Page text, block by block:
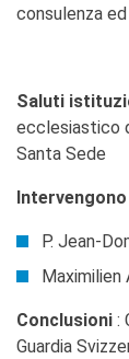
consulenza
Saluti
ecclesiastico
Santa Sede
P. Jean-
Maximilien
Conclusioni :
Guardia